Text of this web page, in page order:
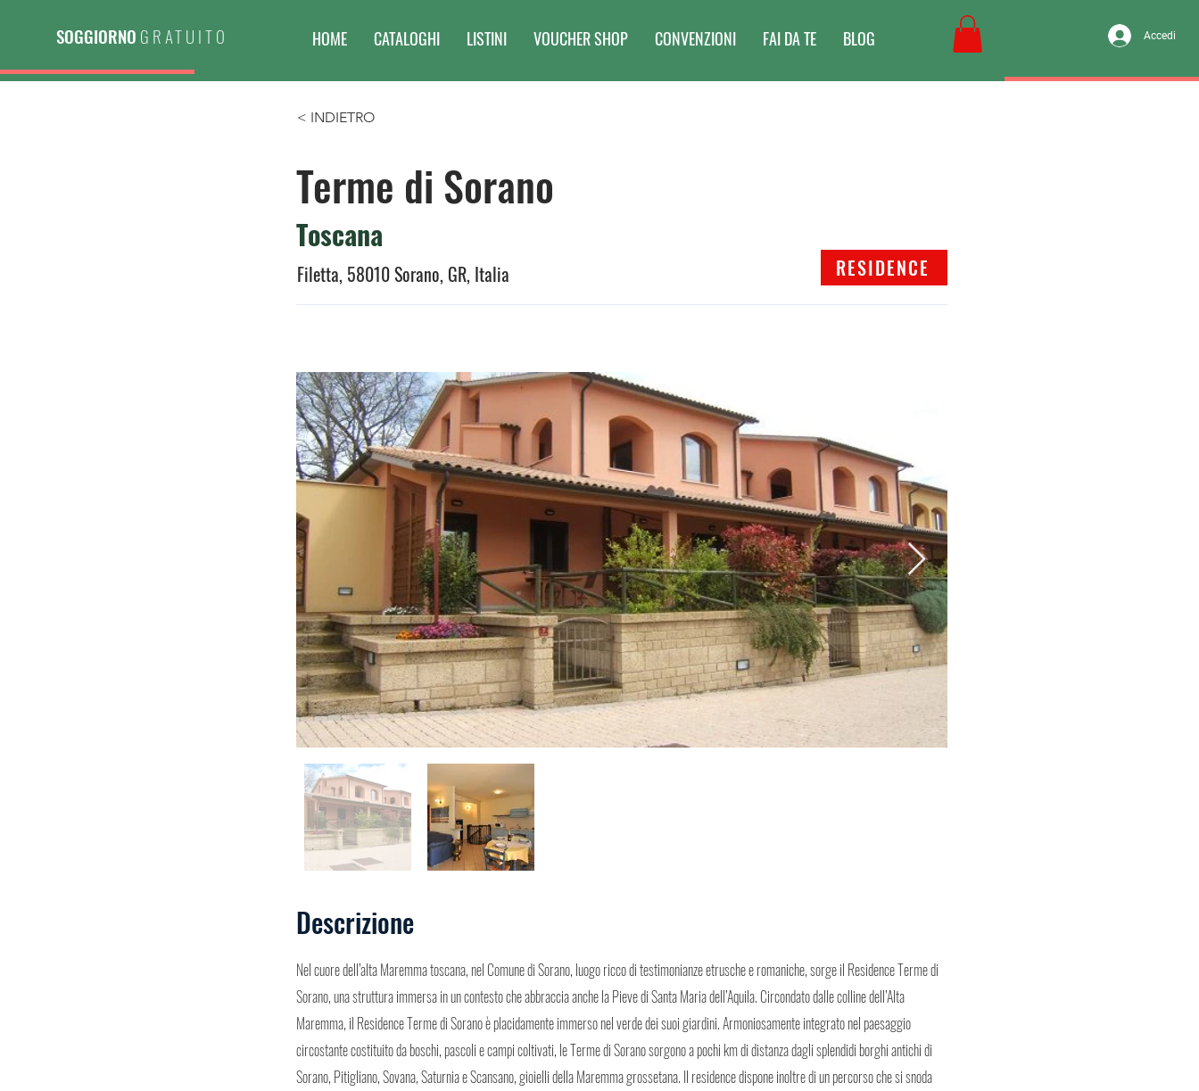
SOGGIORNO GRATUITO HOME CATALOGHI LISTINI VOUCHER SHOP CONVENZIONI FAI DA TE BLOG Accedi
< INDIETRO
Terme di Sorano
Toscana
Filetta, 58010 Sorano, GR, Italia RESIDENCE
Descrizione
Nel cuore dell’alta Maremma toscana, nel Comune di Sorano, luogo ricco di testimonianze etrusche e romaniche, sorge il Residence Terme di
Sorano, una struttura immersa in un contesto che abbraccia anche la Pieve di Santa Maria dell’Aquila. Circondato dalle colline dell’Alta
Maremma, il Residence Terme di Sorano è placidamente immerso nel verde dei suoi giardini. Armoniosamente integrato nel paesaggio
circostante costituito da boschi, pascoli e campi coltivati, le Terme di Sorano sorgono a pochi km di distanza dagli splendidi borghi antichi di
Sorano, Pitigliano, Sovana, Saturnia e Scansano, gioielli della Maremma grossetana. Il residence dispone inoltre di un percorso che si snoda